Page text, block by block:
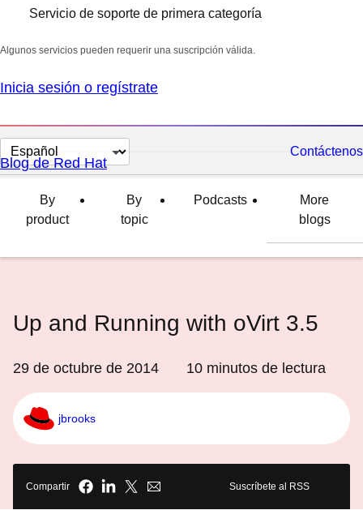
Servicio de soporte de primera categoría
Algunos servicios pueden requerir una suscripción válida.
Inicia sesión o regístrate
Cambiar
el
idioma
Contáctenos
Blog de Red Hat
By
product
By
topic
Podcasts
More
blogs
Up and Running with oVirt 3.5
29 de octubre de 2014 10 minutos de lectura
jbrooks
Compartir Suscríbete al RSS